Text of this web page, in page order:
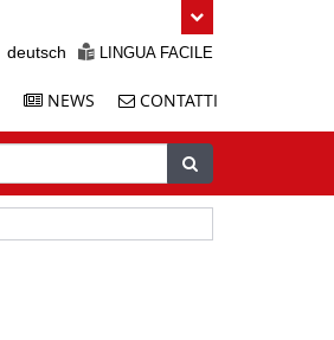
deutsch LINGUA FACILE
NEWS CONTATTI
Cerca